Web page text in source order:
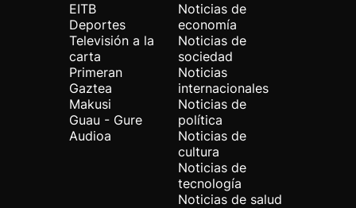
EITB
Deportes
Televisión a la
carta
Primeran
Gaztea
Makusi
Guau - Gure
Audioa
Noticias de
economía
Noticias de
sociedad
Noticias
internacionales
Noticias de
política
Noticias de
cultura
Noticias de
tecnología
Noticias de salud